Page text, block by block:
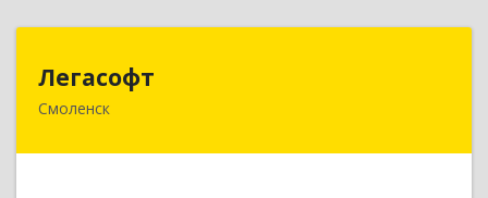
Легасофт
Смоленск214018, Смоленская обл, Смоленск г, Ново-